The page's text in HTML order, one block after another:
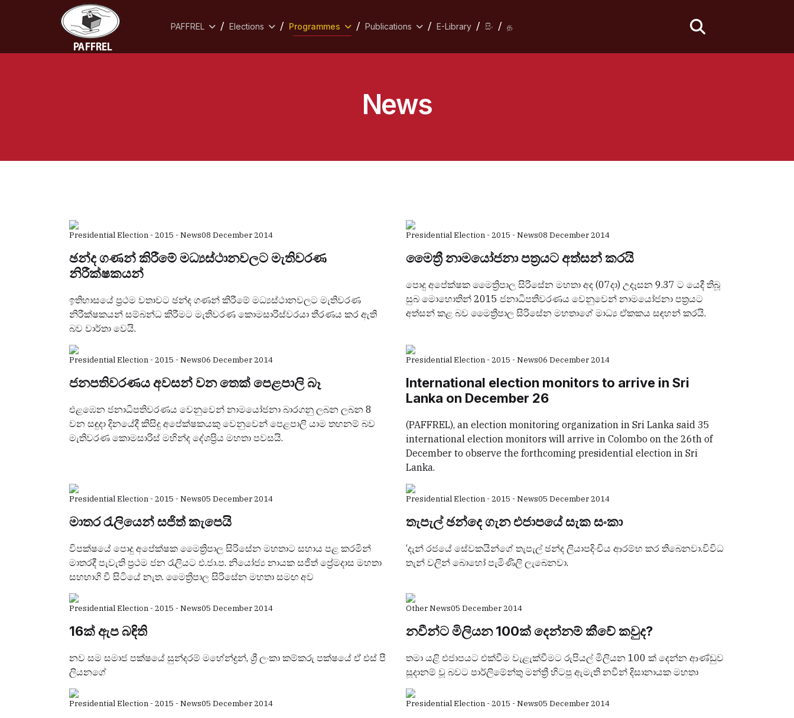
PAFFREL Elections Programmes Publications E-Library සිං த
fa-
search
News
Presidential Election - 2015 - News08 December 2014
ඡන්ද ගණන් කිරීමේ මධ්‍යස්ථානවලට මැතිවරණ
නිරීක්ෂකයන්
ඉතිහාසයේ ප්‍රථම වතාවට ඡන්ද ගණන් කිරීමේ මධ්‍යස්ථානවලට මැතිවරණ
නිරීක්ෂකයන් සම්බන්ධ කිරීමට මැතිවරණ කොමසාරිස්වරයා තීරණය කර ඇති
බව වාර්තා වෙයි.
Presidential Election - 2015 - News08 December 2014
මෛත්‍රී නාමයෝජනා පත්‍රයට අත්සන් කරයි
පොදු අපේක්ෂක මෛත්‍රිපාල සිරිසේන මහතා අද (07දා) උදෑසන 9.37 ට යෙදී තිබූ
සුබ මොහොතින් 2015 ජනාධිපතිවරණය වෙනුවෙන් නාමයෝජනා පත්‍රයට
අත්සන් කළ බව මෛත්‍රීපාල සිරිසේන මහතාගේ මාධ්‍ය ඒකකය සඳහන් කරයි.
Presidential Election - 2015 - News06 December 2014
ජනපතිවරණය අවසන් වන තෙක් පෙළපාලි බෑ
එළඹෙන ජනාධිපතිවරණය වෙනුවෙන් නාමයෝජනා බාරගනු ලබන ලබන 8
වන සඳුදා දිනයේදී කිසිදු අපේක්ෂකයකු වෙනුවෙන් පෙළපාලි යාම තහනම් බව
මැතිවරණ කොමසාරිස් මහින්ද දේශප්‍රිය මහතා පවසයි.
Presidential Election - 2015 - News06 December 2014
International election monitors to arrive in Sri
Lanka on December 26
(PAFFREL), an election monitoring organization in Sri Lanka said 35
international election monitors will arrive in Colombo on the 26th of
December to observe the forthcoming presidential election in Sri
Lanka.
Presidential Election - 2015 - News05 December 2014
මාතර රැලියෙන් සජිත් කැපෙයි
විපක්ෂයේ පොදු අපේක්ෂක මෛත්‍රිපාල සිරිසේන මහතාට සහාය පළ කරමින්
මාතරදී පැවැති ප්‍රථම ජන රැලියට එ.ජා.ප. නියෝජ්‍ය නායක සජිත් ප්‍රේමදාස මහතා
සහභාගි වී සිටියේ නැත. මෛත්‍රිපාල සිරිසේන මහතා සමඟ අව
Presidential Election - 2015 - News05 December 2014
තැපැල් ඡන්දෙ ගැන එජාපයේ සැක සංකා
‘දැන් රජයේ සේවකයින්ගේ තැපැල් ඡන්ද ලියාපදිංචිය ආරම්භ කර තිබෙනවා.විවිධ
තැන් වලින් බොහෝ පැමිණිලි ලැබෙනවා.
Presidential Election - 2015 - News05 December 2014
16ක් ඇප බඳිති
නව සම සමාජ පක්ෂයේ සුන්දරම් මහේන්ද්‍රන්, ශ්‍රී ලංකා කම්කරු පක්ෂයේ ඒ එස් පී
ලියනගේ
Other News05 December 2014
නවීන්ට මිලියන 100ක්‌ දෙන්නම් කීවේ කවුද?
තමා යළි එජාපයට එක්‌වීම වැළැක්‌වීමට රුපියල් මිලියන 100 ක්‌ දෙන්න ආණ්‌ඩුව
සූදානම් වූ බවට පාර්ලිමේන්තු මන්ත්‍රී හිටපු ඇමැති නවීන් දිසානායක මහතා
Presidential Election - 2015 - News05 December 2014 Presidential Election - 2015 - News05 December 2014